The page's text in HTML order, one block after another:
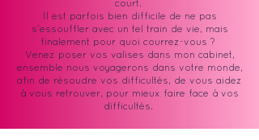
court. ​
Il est parfois bien difficile de ne pas
s’essouffler avec un tel train de vie, mais
finalement pour quoi courrez-vous ? ​
Venez poser vos valises dans mon cabinet,
ensemble nous voyagerons dans votre monde,
afin de résoudre vos difficultés, de vous aidez
à vous retrouver, pour mieux faire face à vos
difficultés.